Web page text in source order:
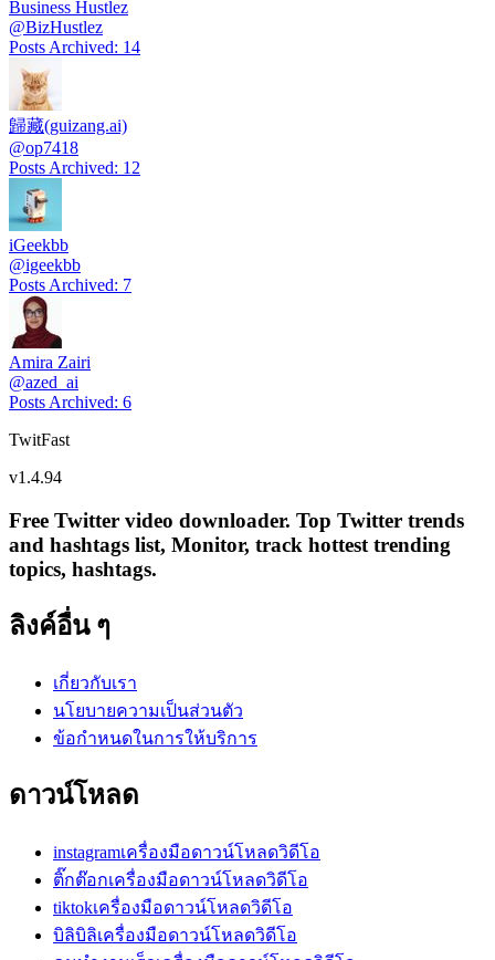
Business Hustlez
@BizHustlez
Posts Archived: 14
歸藏(guizang.ai)
@op7418
Posts Archived: 12
iGeekbb
@igeekbb
Posts Archived: 7
Amira Zairi
@azed_ai
Posts Archived: 6
TwitFast
v1.4.94
Free Twitter video downloader. Top Twitter trends
and hashtags list, Monitor, track hottest trending
topics, hashtags.
ลิงค์อื่น ๆ
เกี่ยวกับเรา
นโยบายความเป็นส่วนตัว
ข้อกำหนดในการให้บริการ
ดาวน์โหลด
instagramเครื่องมือดาวน์โหลดวิดีโอ
ติ๊กต๊อกเครื่องมือดาวน์โหลดวิดีโอ
tiktokเครื่องมือดาวน์โหลดวิดีโอ
บิลิบิลิเครื่องมือดาวน์โหลดวิดีโอ